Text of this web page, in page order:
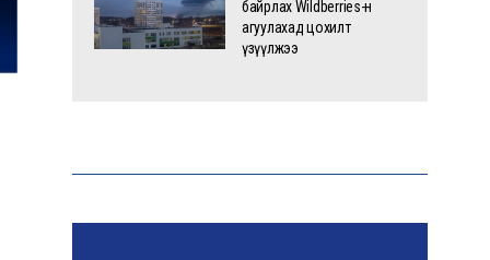
байрлах Wildberries-н
агуулахад цохилт
үзүүлжээ